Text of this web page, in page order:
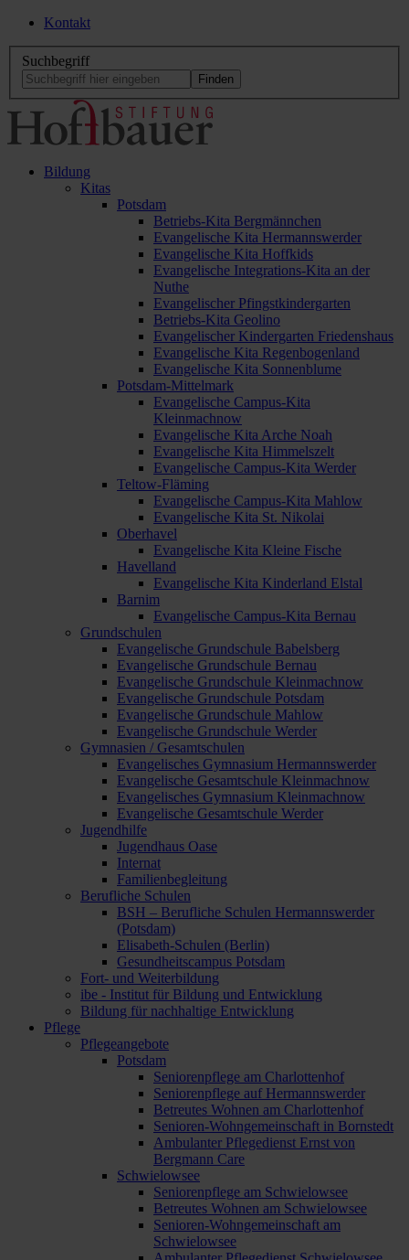
Kontakt
Suchbegriff
Bildung
Kitas
Potsdam
Betriebs-Kita Bergmännchen
Evangelische Kita Hermannswerder
Evangelische Kita Hoffkids
Evangelische Integrations-Kita an der
Nuthe
Evangelischer Pfingstkindergarten
Betriebs-Kita Geolino
Evangelischer Kindergarten Friedenshaus
Evangelische Kita Regenbogenland
Evangelische Kita Sonnenblume
Potsdam-Mittelmark
Evangelische Campus-Kita
Kleinmachnow
Evangelische Kita Arche Noah
Evangelische Kita Himmelszelt
Evangelische Campus-Kita Werder
Teltow-Fläming
Evangelische Campus-Kita Mahlow
Evangelische Kita St. Nikolai
Oberhavel
Evangelische Kita Kleine Fische
Havelland
Evangelische Kita Kinderland Elstal
Barnim
Evangelische Campus-Kita Bernau
Grundschulen
Evangelische Grundschule Babelsberg
Evangelische Grundschule Bernau
Evangelische Grundschule Kleinmachnow
Evangelische Grundschule Potsdam
Evangelische Grundschule Mahlow
Evangelische Grundschule Werder
Gymnasien / Gesamtschulen
Evangelisches Gymnasium Hermannswerder
Evangelische Gesamtschule Kleinmachnow
Evangelisches Gymnasium Kleinmachnow
Evangelische Gesamtschule Werder
Jugendhilfe
Jugendhaus Oase
Internat
Familienbegleitung
Berufliche Schulen
BSH – Berufliche Schulen Hermannswerder
(Potsdam)
Elisabeth-Schulen (Berlin)
Gesundheitscampus Potsdam
Fort- und Weiterbildung
ibe - Institut für Bildung und Entwicklung
Bildung für nachhaltige Entwicklung
Pflege
Pflegeangebote
Potsdam
Seniorenpflege am Charlottenhof
Seniorenpflege auf Hermannswerder
Betreutes Wohnen am Charlottenhof
Senioren-Wohngemeinschaft in Bornstedt
Ambulanter Pflegedienst Ernst von
Bergmann Care
Schwielowsee
Seniorenpflege am Schwielowsee
Betreutes Wohnen am Schwielowsee
Senioren-Wohngemeinschaft am
Schwielowsee